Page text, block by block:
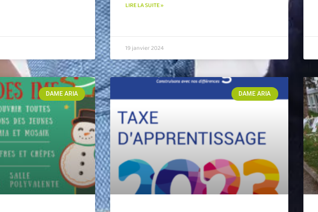
LIRE LA SUITE »
19 janvier 2024
DAME ARIA DAME ARIA